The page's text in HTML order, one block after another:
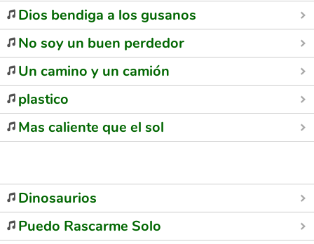
Dios bendiga a los gusanos
No soy un buen perdedor
Un camino y un camión
plastico
Mas caliente que el sol
Dinosaurios
Puedo Rascarme Solo